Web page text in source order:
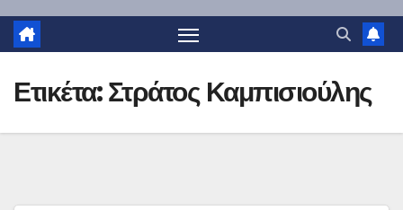
Ετικέτα:Στράτος Καμπισιούλης